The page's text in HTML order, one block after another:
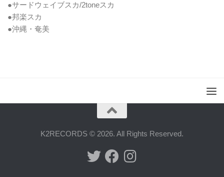
●サードウェイブスカ/2toneスカ
●邦楽スカ
●沖縄・奄美
K2RECORDS © 2026. All Rights Reserved.